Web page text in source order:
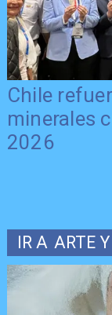
Chile
minerales
2026
IR A ARTE